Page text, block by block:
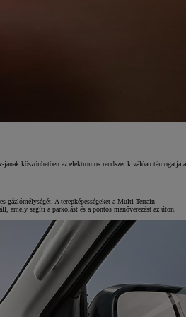
köszönhetően az elektromos rendszer kiválóan támogatja a
A terepképességeket a Multi-Terrain
amely segíti a parkolást és a pontos manőverezést az úton.